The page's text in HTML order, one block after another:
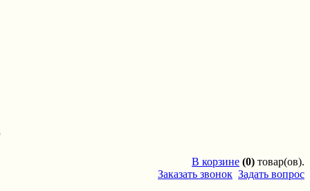
В корзине (0) товар(ов).
Заказать звонок Задать вопрос